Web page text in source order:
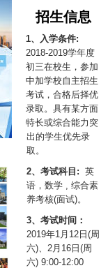
招生信息
1、入学条件:
2018-2019学年度
初三在校生，参加
中加学校自主招生
考试，合格后择优
录取。具有某方面
特长或综合能力突
出的学生优先录
取。
2、考试科目: 英
语，数学 , 综合素
养考核(面试)。
3、考试时间：
2019年1月12日(周
六)、2月16日(周
六) 9:00-12:00